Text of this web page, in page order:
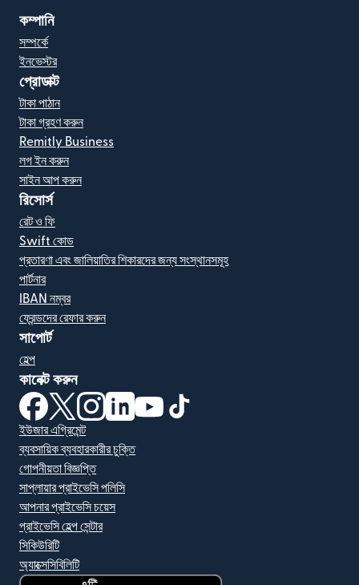
কম্পানি
সম্পর্কে
ইনভেস্টর
প্রোডাক্ট
টাকা পাঠান
টাকা গ্রহণ করুন
Remitly Business
লগ ইন করুন
সাইন আপ করুন
রিসোর্স
রেট ও ফি
Swift কোড
প্রতারণা এবং জালিয়াতির শিকারদের জন্য সংস্থানসমূহ
পার্টনার
IBAN নম্বর
ফ্রেন্ডদের রেফার করুন
সাপোর্ট
হেল্প
কানেক্ট করুন
(নতুন উইন্ডোতে খুলবে)
(নতুন উইন্ডোতে খুলবে)
(নতুন উইন্ডোতে খুলবে)
(নতুন উইন্ডোতে খুলবে)
(নতুন উইন্ডোতে খুলবে)
ইউজার এগ্রিমেন্ট
ব্যবসায়িক ব্যবহারকারীর চুক্তি
গোপনীয়তা বিজ্ঞপ্তি
সাপ্লায়ার প্রাইভেসি পলিসি
আপনার প্রাইভেসি চয়েস
প্রাইভেসি হেল্প সেন্টার
সিকিউরিটি
অ্যাক্সেসিবিলিটি